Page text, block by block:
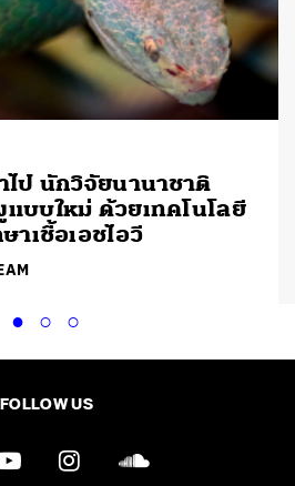
ป นักวิจัยนานาชาติ
บบใหม่ ด้วยเทคโนโลยี
าเชื้อเอชไอวี
FOLLOW US